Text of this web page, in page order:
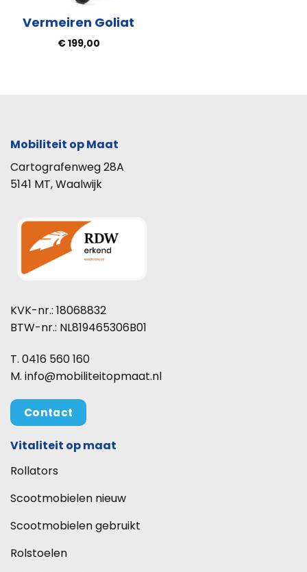
Vermeiren Goliat
€199,00
Mobiliteit op Maat
Cartografenweg 28A
5141 MT, Waalwijk
KVK-nr.: 18068832
BTW-nr.: NL819465306B01
T. 0416 560 160
M. info@mobiliteitopmaat.nl
Contact
Vitaliteit op maat
Rollators
Scootmobielen nieuw
Scootmobielen gebruikt
Rolstoelen